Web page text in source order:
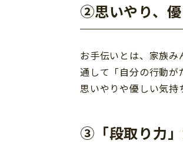
②思いやり、優
お手伝いとは、家族
通して「自分の行動
思いやりや優しい気持
③「段取り力」